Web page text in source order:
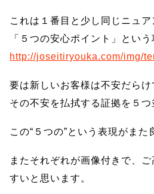
これは１番目と少し同じニュア
「５つの安心ポイント」という
http://joseitiryouka.com/img/
要は新しいお客様は不安だらけ
その不安を払拭する証拠を５つ
この“５つの”という表現がまた
またそれぞれが画像付きで、
すいと思います。